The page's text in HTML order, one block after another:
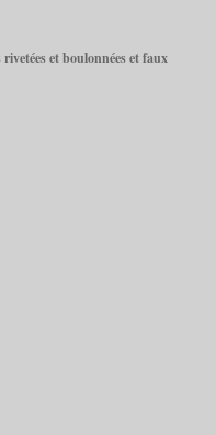
et boulonnées et faux